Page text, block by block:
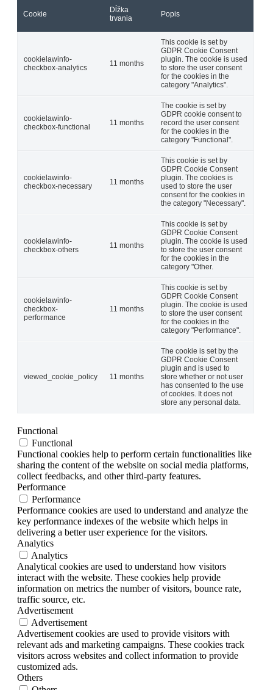
Cookie
Dĺžka
trvania
Popis
cookielawinfo-
checkbox-analytics
11 months
This cookie is set by
GDPR Cookie Consent
plugin. The cookie is used
to store the user consent
for the cookies in the
category "Analytics".
cookielawinfo-
checkbox-functional
11 months
The cookie is set by
GDPR cookie consent to
record the user consent
for the cookies in the
category "Functional".
cookielawinfo-
checkbox-necessary
11 months
This cookie is set by
GDPR Cookie Consent
plugin. The cookies is
used to store the user
consent for the cookies in
the category "Necessary".
cookielawinfo-
checkbox-others
11 months
This cookie is set by
GDPR Cookie Consent
plugin. The cookie is used
to store the user consent
for the cookies in the
category "Other.
cookielawinfo-
checkbox-
performance
11 months
This cookie is set by
GDPR Cookie Consent
plugin. The cookie is used
to store the user consent
for the cookies in the
category "Performance".
viewed_cookie_policy 11 months
The cookie is set by the
GDPR Cookie Consent
plugin and is used to
store whether or not user
has consented to the use
of cookies. It does not
store any personal data.
Functional
Functional
Functional cookies help to perform certain functionalities like
sharing the content of the website on social media platforms,
collect feedbacks, and other third-party features.
Performance
Performance
Performance cookies are used to understand and analyze the
key performance indexes of the website which helps in
delivering a better user experience for the visitors.
Analytics
Analytics
Analytical cookies are used to understand how visitors
interact with the website. These cookies help provide
information on metrics the number of visitors, bounce rate,
traffic source, etc.
Advertisement
Advertisement
Advertisement cookies are used to provide visitors with
relevant ads and marketing campaigns. These cookies track
visitors across websites and collect information to provide
customized ads.
Others